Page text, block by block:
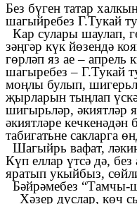
Без бүген татар
шагыйребез Г.Тукай
Кар сулары шаулап,
зәңгәр күк йөзендә
гөрләп яз ае – апрель
шагыребез – Г.Тукай
моңлы булып,
җырларын тыңлап
шигырьләр, әкиятләр
әкиятләре кечкенәдән
табигатьне сакларга
Шагыйрь вафат,
Күп еллар үтсә дә,
яратып укыйбыз,
Бәйрәмебез “Тамчы-
Хәзер дуслар, көч